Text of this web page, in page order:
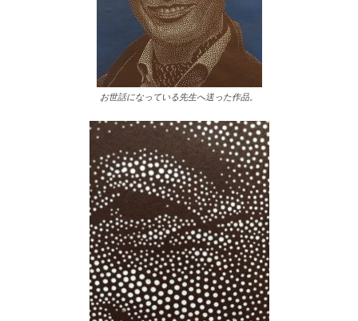
お世話になっている先生へ送った作品。